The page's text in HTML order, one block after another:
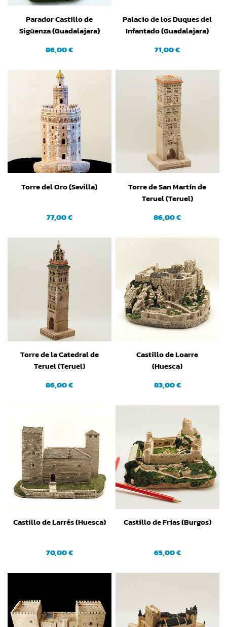
Parador Castillo de
Sigüenza (Guadalajara)
86,00 €
Palacio de los Duques del
Infantado (Guadalajara)
71,00 €
Torre del Oro (Sevilla)
77,00 €
Torre de San Martín de
Teruel (Teruel)
86,00 €
Torre de la Catedral de
Teruel (Teruel)
86,00 €
Castillo de Loarre
(Huesca)
83,00 €
Castillo de Larrés (Huesca)
70,00 €
Castillo de Frías (Burgos)
65,00 €